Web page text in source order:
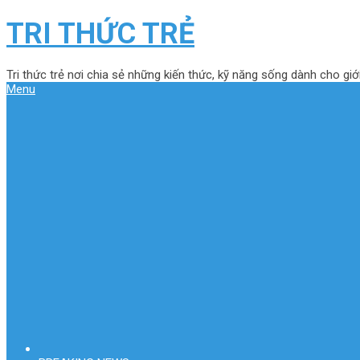
TRI THỨC TRẺ
Tri thức trẻ nơi chia sẻ những kiến thức, kỹ năng sống dành cho
Menu